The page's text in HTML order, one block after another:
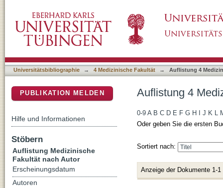
Universitätsbibliographie → 4 Medizinische Fakultät → Auflistung 4
Auflistung 4
0-9 A B C D E F G H J K L
Oder geben Sie die ersten
Sortiert nach:
Anzeige der Dokumente 1-1
PUBLIKATION MELDEN
Hilfe und Informationen
Stöbern
Auflistung Medizinische
Fakultät nach Autor
Erscheinungsdatum
Autoren